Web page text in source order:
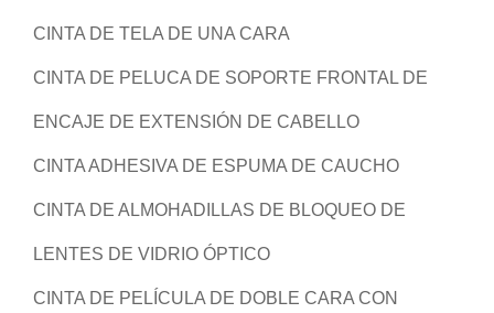
CINTA DE TELA DE UNA CARA
CINTA DE PELUCA DE SOPORTE FRONTAL DE
ENCAJE DE EXTENSIÓN DE CABELLO
CINTA ADHESIVA DE ESPUMA DE CAUCHO
CINTA DE ALMOHADILLAS DE BLOQUEO DE
LENTES DE VIDRIO ÓPTICO
CINTA DE PELÍCULA DE DOBLE CARA CON